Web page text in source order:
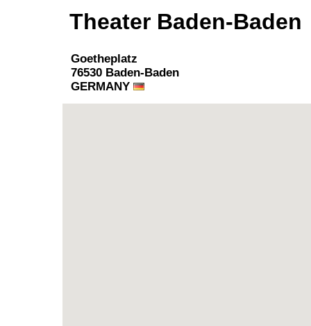
Theater Baden-Baden
Goetheplatz
76530 Baden-Baden
GERMANY